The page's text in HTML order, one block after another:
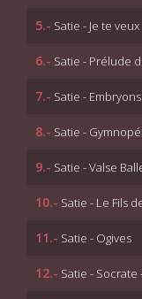
5.- Satie - Je te veux
6.- Satie - Prélude
7.- Satie -
8.- Satie -
9.- Satie - Valse
10.- Satie - Le Fils
11.- Satie - Ogives
12.- Satie - Socrate